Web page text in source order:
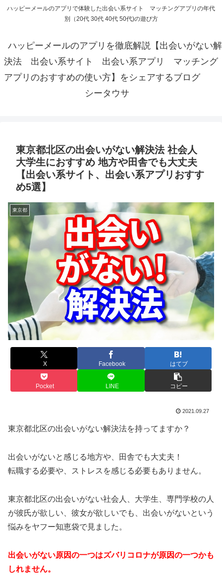
ハッピーメールのアプリで体験した出会い系サイト マッチングアプリの年代
別（20代 30代 40代 50代)の遊び方
ハッピーメールのアプリを徹底解説【出会いがない解
決法 出会い系サイト 出会い系アプリ マッチング
アプリのおすすめの使い方】をシェアするブログ
シータウサ
東京都北区の出会いがない解決法 社会人
大学生におすすめ 地方や田舎でも大丈夫
【出会い系サイト、出会い系アプリおすす
め5選】
東京都
X Facebook はてブ
Pocket LINE コピー
2021.09.27
東京都北区の出会いがない解決法を持ってますか？
出会いがないと感じる地方や、田舎でも大丈夫！
転職する必要や、ストレスを感じる必要もありません。
東京都北区の出会いがない社会人、大学生、専門学校の人
が彼氏が欲しい、彼女が欲しいでも、出会いがないという
悩みをヤフー知恵袋で見ました。
出会いがない原因の一つはズバリコロナが原因の一つかも
しれません。